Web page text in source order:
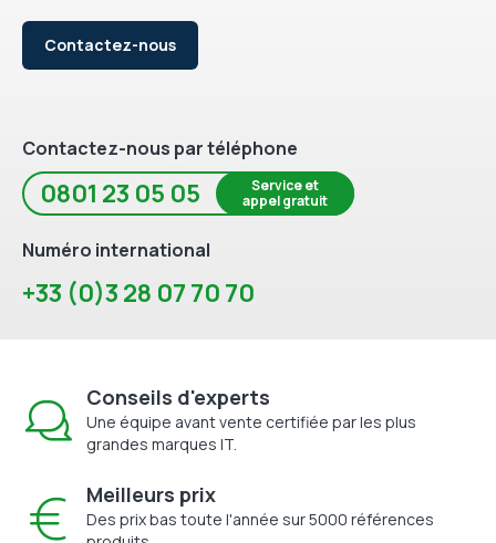
Contactez-nous
Contactez-nous par téléphone
0801 23 05 05
Service et
appel gratuit
Numéro international
+33 (0)3 28 07 70 70
Conseils d'experts
Une équipe avant vente certifiée par les plus
grandes marques IT.
Meilleurs prix
Des prix bas toute l'année sur 5000 références